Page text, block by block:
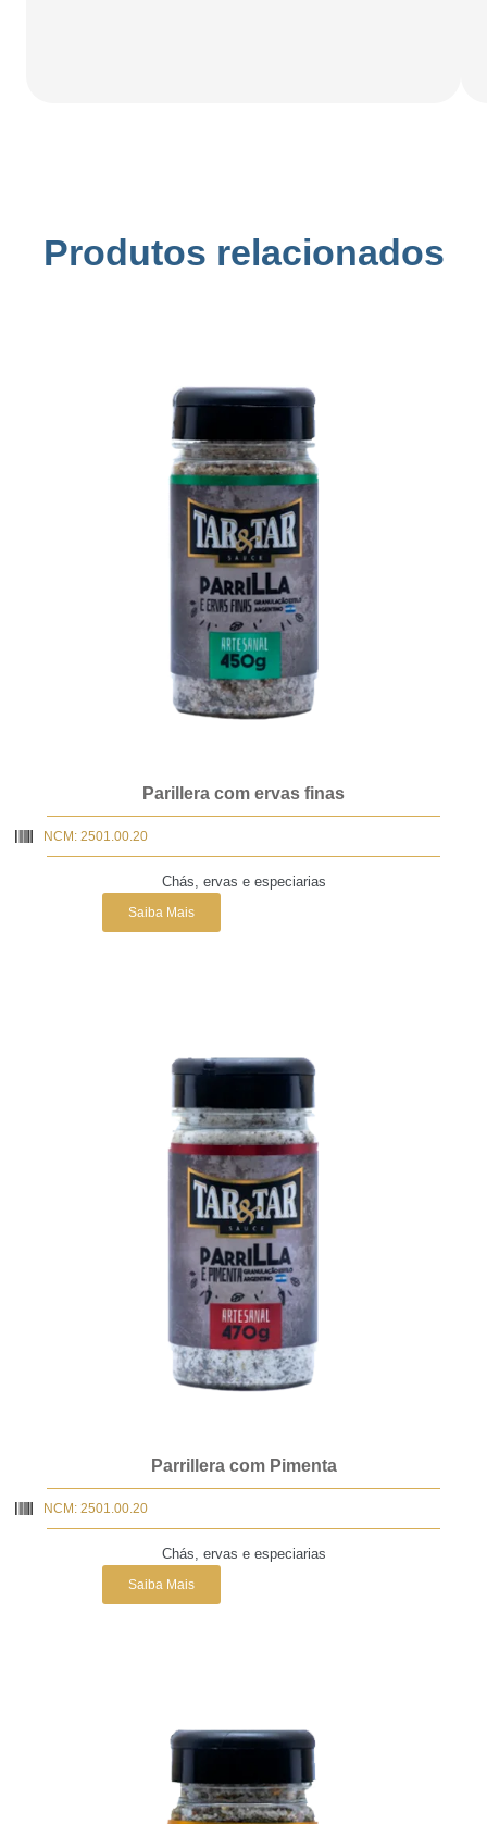
Produtos relacionados
Parillera com ervas finas
NCM: 2501.00.20
Chás, ervas e especiarias
Saiba Mais
Parrillera com Pimenta
NCM: 2501.00.20
Chás, ervas e especiarias
Saiba Mais